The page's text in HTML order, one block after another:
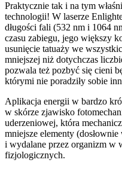
Praktycznie tak i na tym
technologii! W laserze
długości fali (532 nm i 1064
czasu zabiegu, jego większy
usunięcie tatuaży we
mniejszej niż dotychczas
pozwala też pozbyć się cieni
którymi nie poradziły sobie
Aplikacja energii w bardzo
w skórze zjawisko
uderzeniowej, która
mniejsze elementy (dosłownie
i wydalane przez organizm w
fizjologicznych.